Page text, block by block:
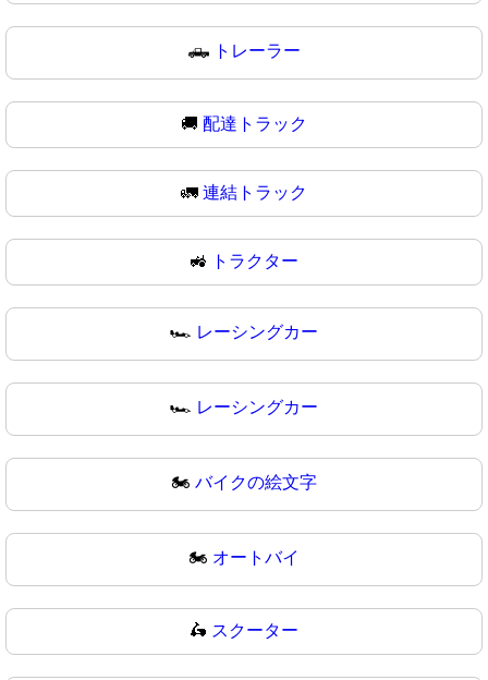
🛻 トレーラー
🚚 配達トラック
🚛 連結トラック
🚜 トラクター
🏎️ レーシングカー
🏎 レーシングカー
🏍️ バイクの絵文字
🏍 オートバイ
🛵 スクーター